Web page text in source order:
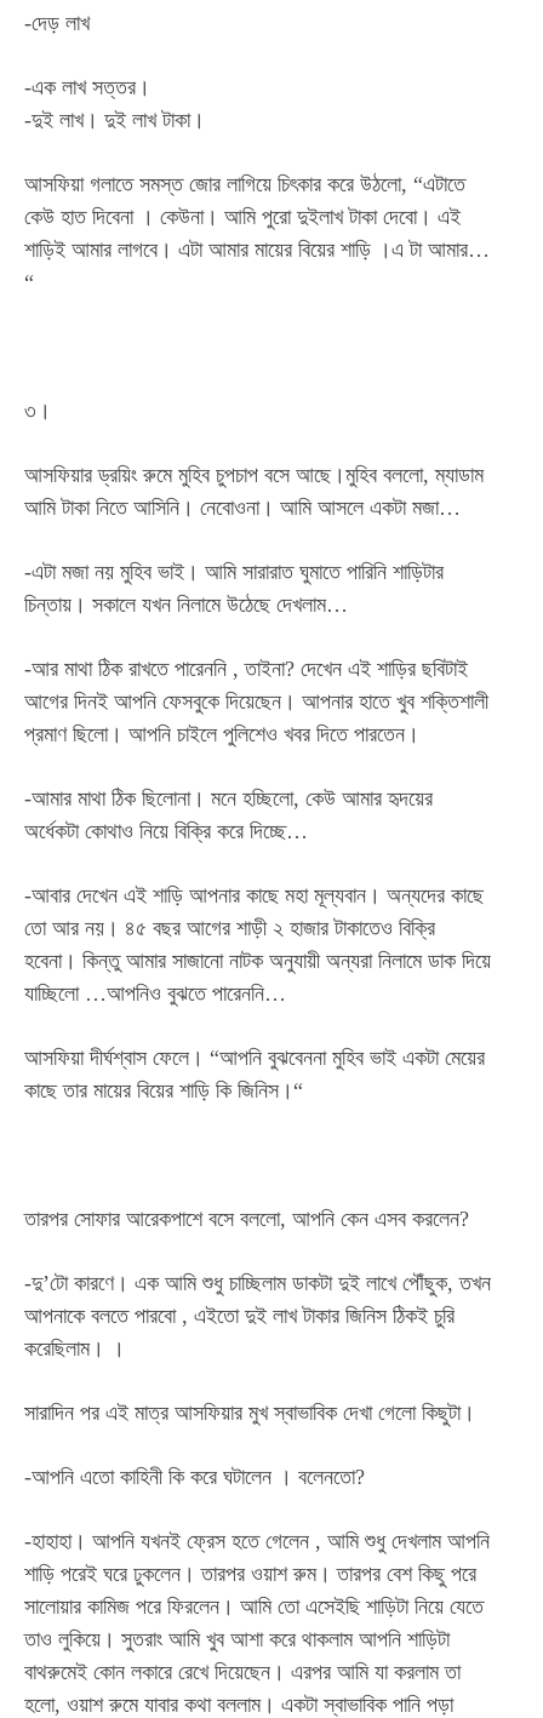
Subscription Plans
-দেড় লাখ
-এক লাখ সত্তর।
-দুই লাখ। দুই লাখ টাকা।
আসফিয়া গলাতে সমস্ত জোর লাগিয়ে চিৎকার করে উঠলো, “এটাতে
কেউ হাত দিবেনা । কেউনা। আমি পুরো দুইলাখ টাকা দেবো। এই
শাড়িই আমার লাগবে। এটা আমার মায়ের বিয়ের শাড়ি ।এ টা আমার…
“
৩।
আসফিয়ার ড্রয়িং রুমে মুহিব চুপচাপ বসে আছে।মুহিব বললো, ম্যাডাম
আমি টাকা নিতে আসিনি। নেবোওনা। আমি আসলে একটা মজা…
-এটা মজা নয় মুহিব ভাই। আমি সারারাত ঘুমাতে পারিনি শাড়িটার
চিন্তায়। সকালে যখন নিলামে উঠেছে দেখলাম…
-আর মাথা ঠিক রাখতে পারেননি , তাইনা? দেখেন এই শাড়ির ছবিটাই
আগের দিনই আপনি ফেসবুকে দিয়েছেন। আপনার হাতে খুব শক্তিশালী
প্রমাণ ছিলো। আপনি চাইলে পুলিশেও খবর দিতে পারতেন।
-আমার মাথা ঠিক ছিলোনা। মনে হচ্ছিলো, কেউ আমার হৃদয়ের
অর্ধেকটা কোথাও নিয়ে বিক্রি করে দিচ্ছে…
-আবার দেখেন এই শাড়ি আপনার কাছে মহা মূল্যবান। অন্যদের কাছে
তো আর নয়। ৪৫ বছর আগের শাড়ী ২ হাজার টাকাতেও বিক্রি
হবেনা। কিন্তু আমার সাজানো নাটক অনুযায়ী অন্যরা নিলামে ডাক দিয়ে
যাচ্ছিলো …আপনিও বুঝতে পারেননি…
আসফিয়া দীর্ঘশ্বাস ফেলে। “আপনি বুঝবেননা মুহিব ভাই একটা মেয়ের
কাছে তার মায়ের বিয়ের শাড়ি কি জিনিস।“
তারপর সোফার আরেকপাশে বসে বললো, আপনি কেন এসব করলেন?
-দু’টো কারণে। এক আমি শুধু চাচ্ছিলাম ডাকটা দুই লাখে পৌঁছুক, তখন
আপনাকে বলতে পারবো , এইতো দুই লাখ টাকার জিনিস ঠিকই চুরি
করেছিলাম। ।
সারাদিন পর এই মাত্র আসফিয়ার মুখ স্বাভাবিক দেখা গেলো কিছুটা।
-আপনি এতো কাহিনী কি করে ঘটালেন । বলেনতো?
-হাহাহা। আপনি যখনই ফ্রেস হতে গেলেন , আমি শুধু দেখলাম আপনি
শাড়ি পরেই ঘরে ঢুকলেন। তারপর ওয়াশ রুম। তারপর বেশ কিছু পরে
সালোয়ার কামিজ পরে ফিরলেন। আমি তো এসেইছি শাড়িটা নিয়ে যেতে
তাও লুকিয়ে। সুতরাং আমি খুব আশা করে থাকলাম আপনি শাড়িটা
বাথরুমেই কোন লকারে রেখে দিয়েছেন। এরপর আমি যা করলাম তা
হলো, ওয়াশ রুমে যাবার কথা বললাম। একটা স্বাভাবিক পানি পড়া